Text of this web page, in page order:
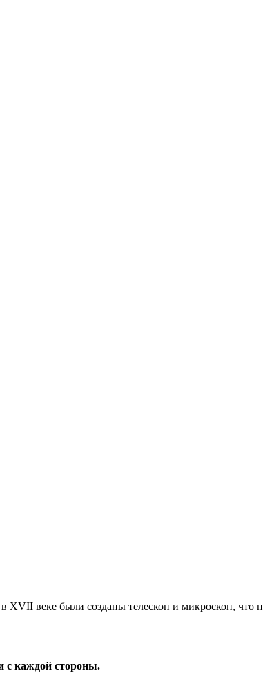
веке были созданы телескоп и микроскоп, что
с каждой стороны.